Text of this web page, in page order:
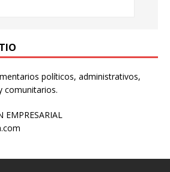
políticos, administrativos,
comunitarios.
EMPRESARIAL